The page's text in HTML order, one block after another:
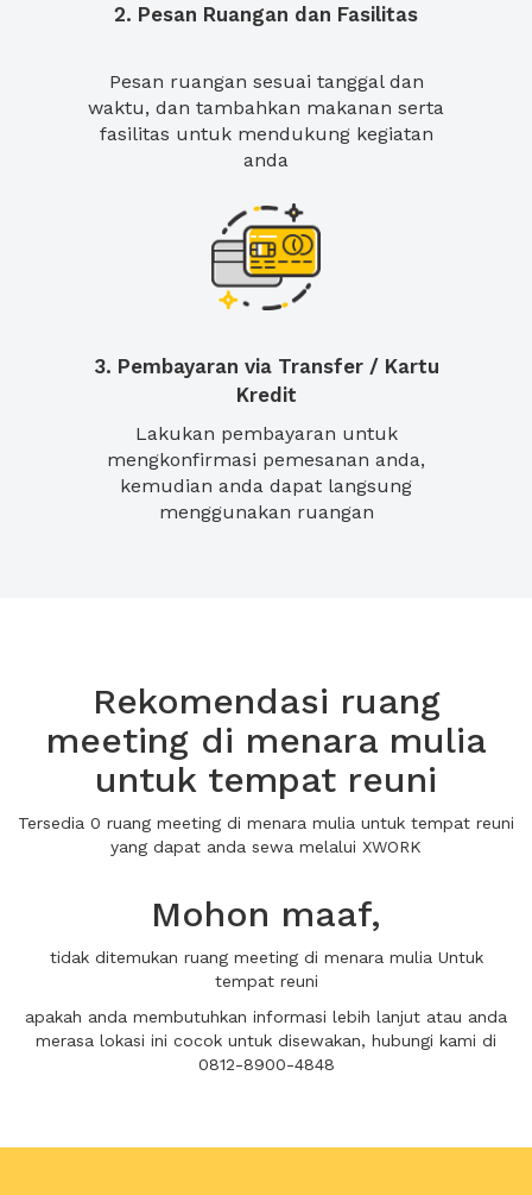
2. Pesan Ruangan dan Fasilitas
Pesan ruangan sesuai tanggal dan
waktu, dan tambahkan makanan serta
fasilitas untuk mendukung kegiatan
anda
3. Pembayaran via Transfer / Kartu
Kredit
Lakukan pembayaran untuk
mengkonfirmasi pemesanan anda,
kemudian anda dapat langsung
menggunakan ruangan
Rekomendasi ruang
meeting di menara mulia
untuk tempat reuni
Tersedia 0 ruang meeting di menara mulia untuk tempat reuni
yang dapat anda sewa melalui XWORK
Mohon maaf,
tidak ditemukan ruang meeting di menara mulia Untuk
tempat reuni
apakah anda membutuhkan informasi lebih lanjut atau anda
merasa lokasi ini cocok untuk disewakan, hubungi kami di
0812-8900-4848